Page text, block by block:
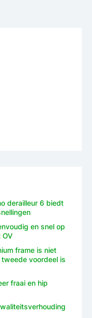
derailleur 6 biedt
en snel op
OV
frame is niet
voordeel is
fraai en hip